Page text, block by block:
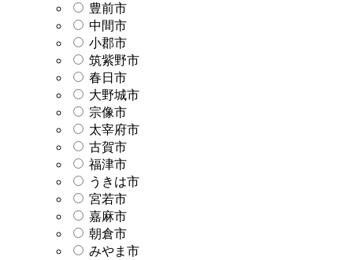
豊前市
中間市
小郡市
筑紫野市
春日市
大野城市
宗像市
太宰府市
古賀市
福津市
うきは市
宮若市
嘉麻市
朝倉市
みやま市